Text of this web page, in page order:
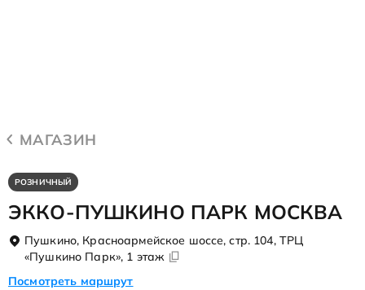
МАГАЗИН
РОЗНИЧНЫЙ
ЭККО-ПУШКИНО ПАРК МОСКВА
Пушкино, Красноармейское шоссе, стр. 104, ТРЦ
«Пушкино Парк», 1 этаж
Посмотреть маршрут